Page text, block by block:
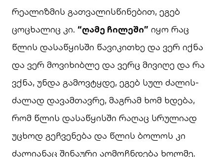
რეალიზმის გათვალისწინებით, ეგებ
ცოცხალიც კი. “ღამე ჩილეში” იყო რაც
წლის დასაწყისში წავიკითხე და ვერ იქნა
და ვერ მოვიხიბლე და ვერც მივიღე და რა
ვქნა, უნდა გამოვტყდე, ეგებ სულ ძალის-
ძალად დავამთავრე, მაგრამ ხომ ხდება,
რომ წლის დასაწყისში რაღაც სრულიად
უცხოდ გეჩვენება და წლის ბოლოს კი
ძალიანაც შინაური აღმოჩნდება ხოლმე.